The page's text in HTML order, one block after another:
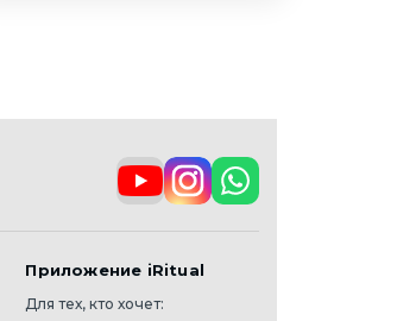
Приложение iRitual
Для тех, кто хочет: